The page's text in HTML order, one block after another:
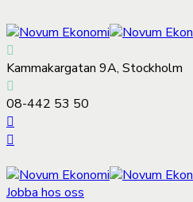
Kammakargatan 9A, Stockholm
08-442 53 50
Jobba hos oss